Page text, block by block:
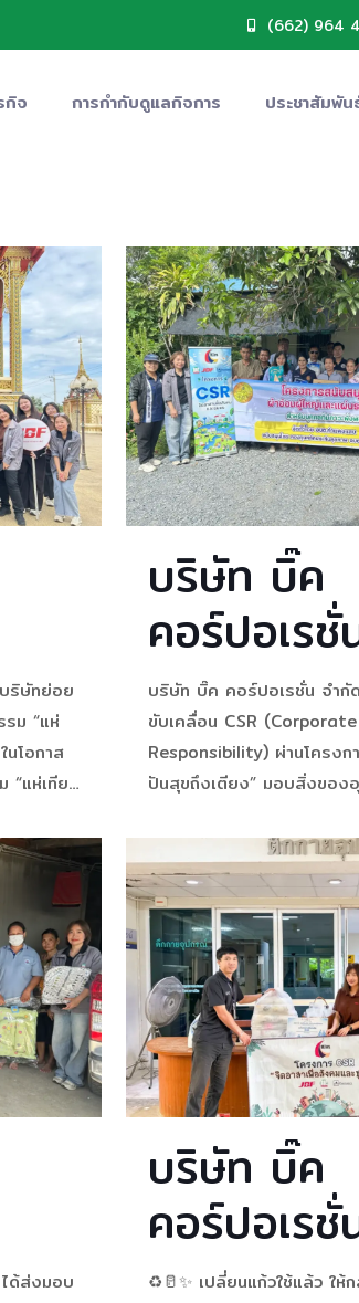
(662) 964
กิจ การกำกับดูแลกิจการ ประชาสัมพัน
ท
ห่
ริษัทย่อย
ม “แห่
นโอกาส
“แห่เทียน
ระเพณี
นพรรษา
ำรุงพระ
มธรรมว
บริษัท บิ๊ค
คอร์ปอเรชั่
จำกัดและ
ย่อย ขับเค
CSR
Social
ผ่านโครงก
“ส่งรักถึง
สุขถึงเตีย
สิ่งของอุปโ
บริโภคเติม
บริษัท บิ๊ค คอร์ปอเรชั่น จำกั
ขับเคลื่อน CSR
Responsibility) ผ่านโครงก
ปันสุขถึงเตียง” มอบสิ่งของอุ
2569 – บริษัท บิ๊ค คอร์ปอเ
บริษัทย่อย ร่วมส่งต่อความห่ว
โครงการ “[…]
ท
ด้ส่งมอบ
บริษัท บิ๊ค
คอร์ปอเรชั่
จำกัด และบ
♻️🥛✨ เปลี่ยนแก้วใช้แล้ว ให้